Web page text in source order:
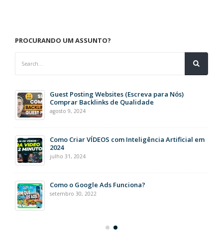
PROCURANDO UM ASSUNTO?
Guest Posting Websites (Escreva para Nós)
Comprar Backlinks de Qualidade
agosto 9, 2024
Como Criar VÍDEOS com Inteligência Artificial em
2024
julho 31, 2024
Como o Google Ads Funciona?
setembro 30, 2022